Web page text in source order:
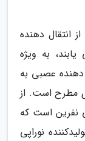
انتقال دهنده
به ویژه
دهنده عصبی به
مطرح است. از
نفرین است که
تولیدکننده نوراپی